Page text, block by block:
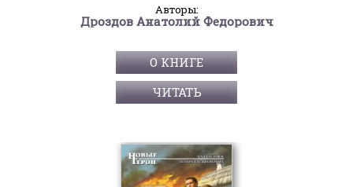
Авторы:
Дроздов Анатолий Федорович
О КНИГЕ
ЧИТАТЬ